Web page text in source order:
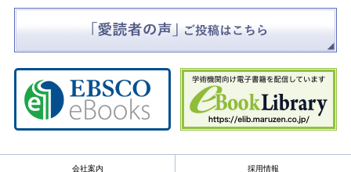
会社案内 採用情報